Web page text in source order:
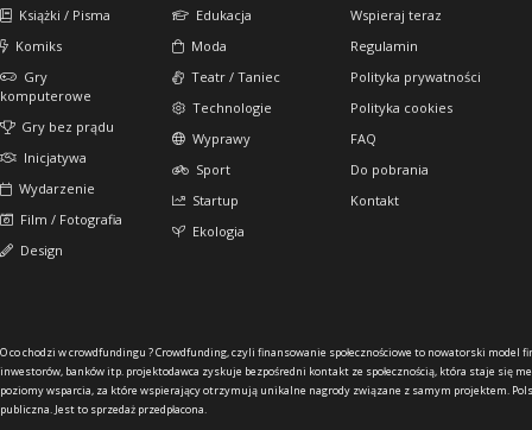
Książki / Pisma
Komiks
Gry
komputerowe
Gry bez prądu
Inicjatywa
Wydarzenie
Film / Fotografia
Design
Edukacja
Moda
Teatr / Taniec
Technologie
Wyprawy
Sport
Startup
Ekologia
Wspieraj teraz
Regulamin
Polityka prywatności
Polityka cookies
FAQ
Do pobrania
Kontakt
O co chodzi w crowdfundingu ?Crowdfunding, czyli finansowanie społecznościowe to nowatorski model
inwestorów, banków itp. projektodawca zyskuje bezpośredni kontakt ze społecznością, która staje się
poziomy wsparcia, za które wspierający otrzymują unikalne nagrody związane z samym projektem.
publiczna. Jest to sprzedaż przedpłacona.